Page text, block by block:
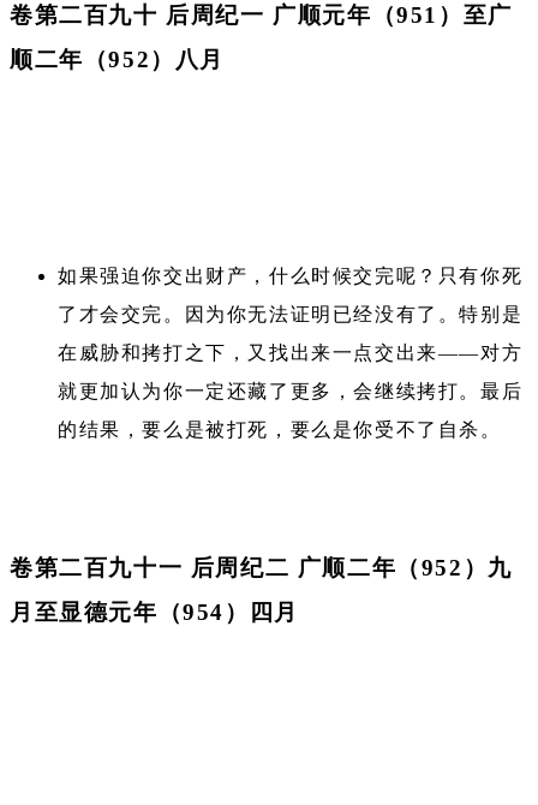
卷第二百九十 后周纪一 广顺元年（951）至广
顺二年（952）八月
如果强迫你交出财产，什么时候交完呢？只有你死
了才会交完。因为你无法证明已经没有了。特别是
在威胁和拷打之下，又找出来一点交出来——对方
就更加认为你一定还藏了更多，会继续拷打。最后
的结果，要么是被打死，要么是你受不了自杀。
卷第二百九十一 后周纪二 广顺二年（952）九
月至显德元年（954）四月